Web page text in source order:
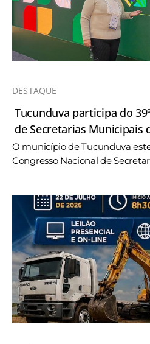
DESTAQUE
Tucunduva participa do
de Secretarias Municipais
O município de Tucunduva
Congresso Nacional de